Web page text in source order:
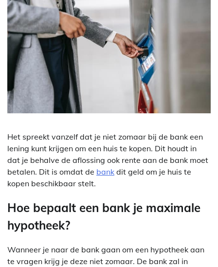
Het spreekt vanzelf dat je niet zomaar bij de bank een
lening kunt krijgen om een huis te kopen. Dit houdt in
dat je behalve de aflossing ook rente aan de bank moet
betalen. Dit is omdat de bank dit geld om je huis te
kopen beschikbaar stelt.
Hoe bepaalt een bank je maximale
hypotheek?
Wanneer je naar de bank gaan om een hypotheek aan
te vragen krijg je deze niet zomaar. De bank zal in